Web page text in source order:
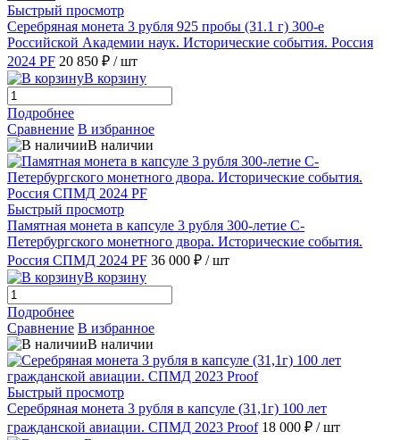
Быстрый просмотр
Серебряная монета 3 рубля 925 пробы (31.1 г) 300-е
Российской Академии наук. Исторические события. Россия
2024 PF 20 850 ₽ / шт
В корзину
Подробнее
Сравнение В избранное
В наличии
Быстрый просмотр
Памятная монета в капсуле 3 рубля 300-летие C-
Петербургского монетного двора. Исторические события.
Россия СПМД 2024 PF 36 000 ₽ / шт
В корзину
Подробнее
Сравнение В избранное
В наличии
Быстрый просмотр
Серебряная монета 3 рубля в капсуле (31,1г) 100 лет
гражданской авиации. СПМД 2023 Proof 18 000 ₽ / шт